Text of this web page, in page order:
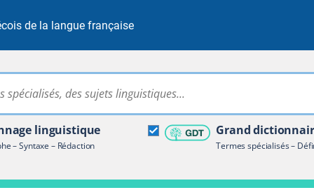
de la langue française
Rechercher dans tout le site
linguistique
– Syntaxe – Rédaction
Grand
Termes spécialisés –
terminologique